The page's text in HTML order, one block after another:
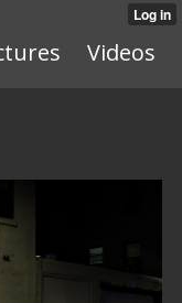
Videos